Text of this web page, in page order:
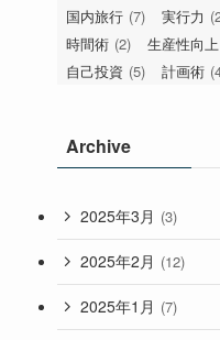
国内旅行 (7) 実行力
時間術 (2) 生産性向上
自己投資 (5) 計画術
Archive
2025年3月 (3)
2025年2月 (12)
2025年1月 (7)